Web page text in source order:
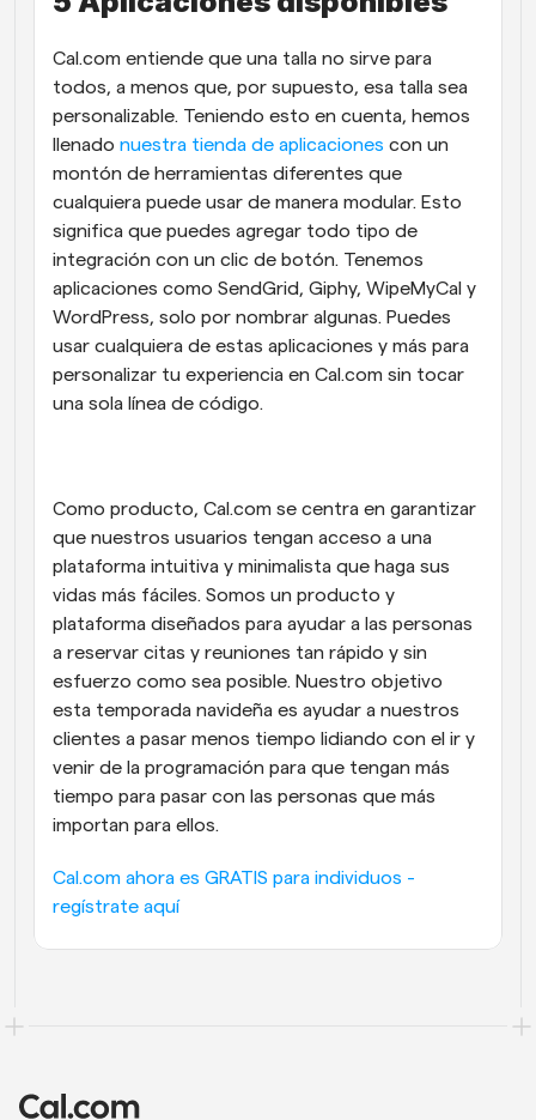
Cal.com entiende que una talla no sirve para
todos, a menos que, por supuesto, esa talla sea
personalizable. Teniendo esto en cuenta, hemos
llenado nuestra tienda de aplicaciones con un
montón de herramientas diferentes que
cualquiera puede usar de manera modular. Esto
significa que puedes agregar todo tipo de
integración con un clic de botón. Tenemos
aplicaciones como SendGrid, Giphy, WipeMyCal y
WordPress, solo por nombrar algunas. Puedes
usar cualquiera de estas aplicaciones y más para
personalizar tu experiencia en Cal.com sin tocar
una sola línea de código.
Como producto, Cal.com se centra en garantizar
que nuestros usuarios tengan acceso a una
plataforma intuitiva y minimalista que haga sus
vidas más fáciles. Somos un producto y
plataforma diseñados para ayudar a las personas
a reservar citas y reuniones tan rápido y sin
esfuerzo como sea posible. Nuestro objetivo
esta temporada navideña es ayudar a nuestros
clientes a pasar menos tiempo lidiando con el ir y
venir de la programación para que tengan más
tiempo para pasar con las personas que más
importan para ellos.
Cal.com ahora es GRATIS para individuos -
regístrate aquí